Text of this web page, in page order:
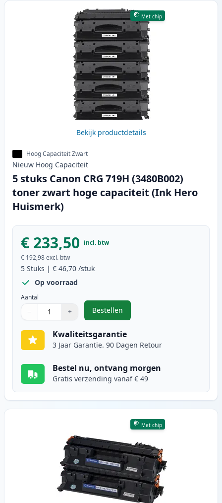
Met chip
Bekijk productdetails
Hoog Capaciteit Zwart
Nieuw Hoog Capaciteit
5 stuks Canon CRG 719H (3480B002)
toner zwart hoge capaciteit (Ink Hero
Huismerk)
€ 233,50 incl. btw
€ 192,98excl. btw
5 Stuks | € 46,70 /stuk
Op voorraad
Aantal
Gebruik de knoppen om aan te passen
− +
1
Bestellen
,5 stuks Canon CRG 719H
Kwaliteitsgarantie
3 Jaar Garantie. 90 Dagen Retour
Bestel nu, ontvang morgen
Gratis verzending vanaf € 49
Met chip